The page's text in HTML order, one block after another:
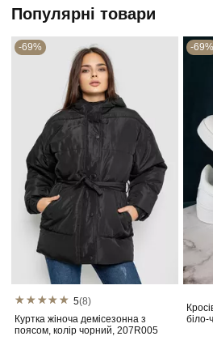
Популярні товари
-69%
5(8)
Куртка жіноча демісезонна з
поясом, колір чорний, 207R005
-69%